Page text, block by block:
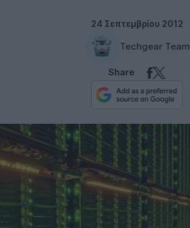
24 Σεπτεμβρίου 2012
Techgear Team
Share